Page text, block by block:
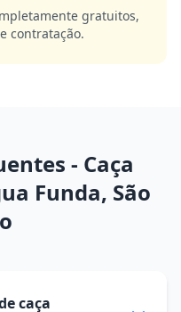
gratuitos,
contratação.
- Caça
Funda, São
caça